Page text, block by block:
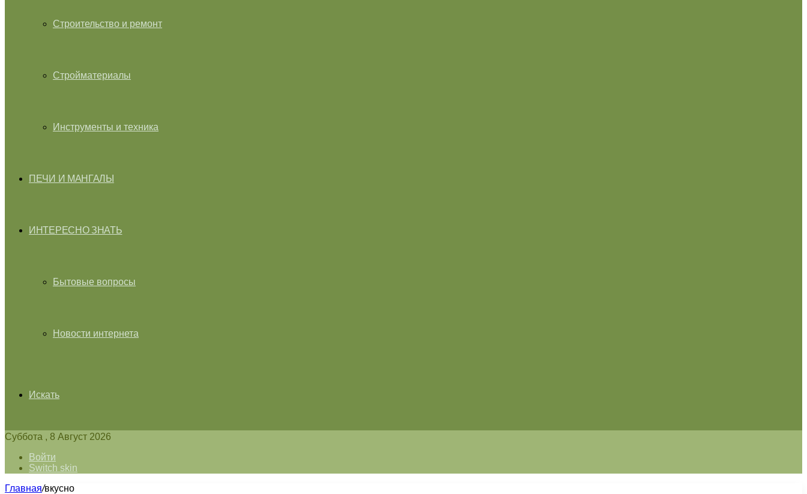
Строительство и ремонт
Стройматериалы
Инструменты и техника
ПЕЧИ И МАНГАЛЫ
ИНТЕРЕСНО ЗНАТЬ
Бытовые вопросы
Новости интернета
Искать
Суббота , 8 Август 2026
Войти
Switch skin
Главная/вкусно